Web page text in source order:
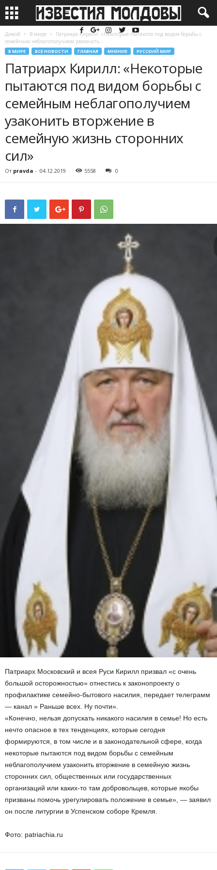
Домой В мире
Патриарх Кирилл: «Некоторые пытаются под видом борьбы с
семейным неблагополучием узаконить...
В МИРЕ ВСЕ НОВОСТИ ГЛАВНАЯ МНЕНИЕ РУССКИЙ МИР
Патриарх Кирилл: «Некоторые
пытаются под видом борьбы с
семейным неблагополучием
узаконить вторжение в
семейную жизнь сторонних
сил»
От pravda - 04.12.2019 5558 0
Патриарх Московский и всея Руси Кирилл призвал «с очень
большой осторожностью» отнестись к законопроекту о
профилактике семейно-бытового насилия, передает телеграмм
— канал » Раньше всех. Ну почти».
«Конечно, нельзя допускать никакого насилия в семье! Но есть
нечто опасное в тех тенденциях, которые сегодня
формируются, в том числе и в законодательной сфере, когда
некоторые пытаются под видом борьбы с семейным
неблагополучием узаконить вторжение в семейную жизнь
сторонних сил, общественных или государственных
организаций или каких-то там добровольцев, которые якобы
призваны помочь урегулировать положение в семье», — заявил
он после литургии в Успенском соборе Кремля.
Фото: patriachia.ru